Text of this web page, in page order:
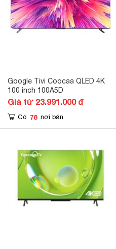
Google Tivi Coocaa QLED 4K
100 inch 100A5D
Giá từ 23.991.000 đ
Có 78 nơi bán